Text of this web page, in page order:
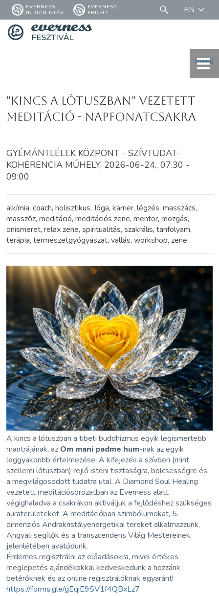
EVERNESS
INDIÁN NYÁR
EVERNESS
ERDÉLY
EN
menü
"Kincs a Lótuszban" vezetett
meditáció - Napfonatcsakra
GYÉMÁNTLÉLEK KÖZPONT - SZÍVTUDAT-
KOHERENCIA MŰHELY, 2026-06-24., 07:30 -
09:00
alkímia, coach, holisztikus, Jóga, karrier, légzés, masszázs,
masszőz, meditáció, meditációs zene, mentor, mozgás,
önismeret, relax zene, spiritualitás, szakrális, tanfolyam,
terápia, természetgyógyászat, vallás, workshop, zene
A kincs a lótuszban a tibeti buddhizmus egyik legismertebb
mantrájának, az Om mani padme hum-nak az egyik
leggyakoribb értelmezése. A kifejezés a szívben (mint
szellemi lótuszban) rejlő isteni tisztaságra, bölcsességre és
a megvilágosodott tudatra utal. A Diamond Soul Healing
vezetett meditációsorozatban az Everness alatt
végighaladva a csakrákon aktiváljuk a fejlődéshez szükséges
auraterületeket. A meditációban szimbólumokat, 5.
dimenziós Andrakristályenergetikai tereket alkalmazzunk,
Angyali segítők és a transzcendens Világ Mestereinek
jelenlétében avatódunk.
Érdemes regisztrálni az előadásokra, mivel értékes
meglepetés ajándékokkal kedveskedünk a hozzánk
betérőknek és az online regisztrálóknak egyaránt!
https://forms.gle/gEqiE9SV1f4QBxLz7